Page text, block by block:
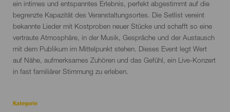
evento
ein intimes und entspanntes Erlebnis, perfekt abgestimmt auf die
begrenzte Kapazität des Veranstaltungsortes. Die Setlist vereint
bekannte Lieder mit Kostproben neuer Stücke und schafft so eine
vertraute Atmosphäre, in der Musik, Gespräche und der Austausch
mit dem Publikum im Mittelpunkt stehen. Dieses Event legt Wert
auf Nähe, aufmerksames Zuhören und das Gefühl, ein Live-Konzert
in fast familiärer Stimmung zu erleben.
Kategorie